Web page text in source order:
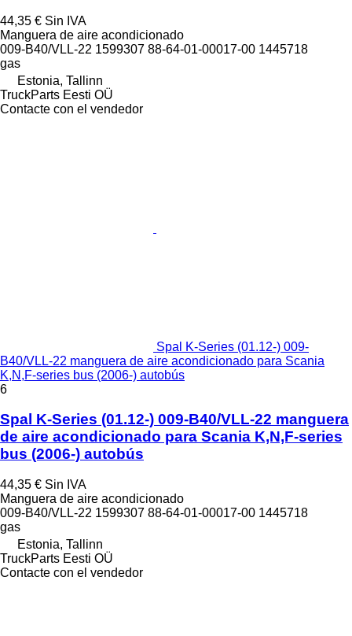
44,35 € Sin IVA
Manguera de aire acondicionado
009-B40/VLL-22 1599307 88-64-01-00017-00 1445718
gas
Estonia, Tallinn
TruckParts Eesti OÜ
Contacte con el vendedor
Spal K-Series (01.12-) 009-
B40/VLL-22 manguera de aire acondicionado para Scania
K,N,F-series bus (2006-) autobús
6
Spal K-Series (01.12-) 009-B40/VLL-22 manguera
de aire acondicionado para Scania K,N,F-series
bus (2006-) autobús
44,35 € Sin IVA
Manguera de aire acondicionado
009-B40/VLL-22 1599307 88-64-01-00017-00 1445718
gas
Estonia, Tallinn
TruckParts Eesti OÜ
Contacte con el vendedor